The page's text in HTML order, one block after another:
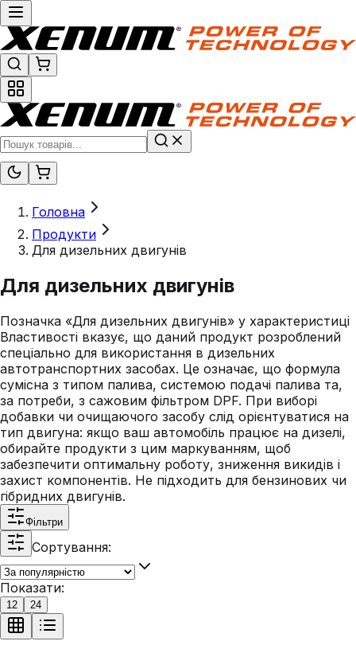
Головна
Продукти
Для дизельних двигунів
Для дизельних двигунів
Позначка «Для дизельних двигунів» у характеристиці
Властивості вказує, що даний продукт розроблений
спеціально для використання в дизельних
автотранспортних засобах. Це означає, що формула
сумісна з типом палива, системою подачі палива та,
за потреби, з сажовим фільтром DPF. При виборі
добавки чи очищаючого засобу слід орієнтуватися на
тип двигуна: якщо ваш автомобіль працює на дизелі,
обирайте продукти з цим маркуванням, щоб
забезпечити оптимальну роботу, зниження викидів і
захист компонентів. Не підходить для бензинових чи
гібридних двигунів.
Фільтри
Сортування:
Показати:
12 24